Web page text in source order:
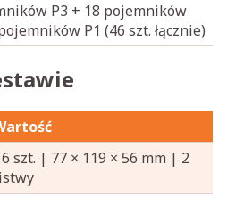
P3 + 18 pojemników
P1 (46 szt. łącznie)
szt. | 77 × 119 × 56 mm | 2